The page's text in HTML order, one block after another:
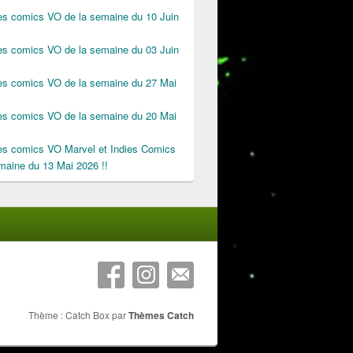
comics VO de la semaine du 10 Juin
comics VO de la semaine du 03 Juin
comics VO de la semaine du 27 Mai
comics VO de la semaine du 20 Mai
comics VO Marvel et Indies Comics
du 13 Mai 2026 !!
Thème : Catch Box parThèmes Catch